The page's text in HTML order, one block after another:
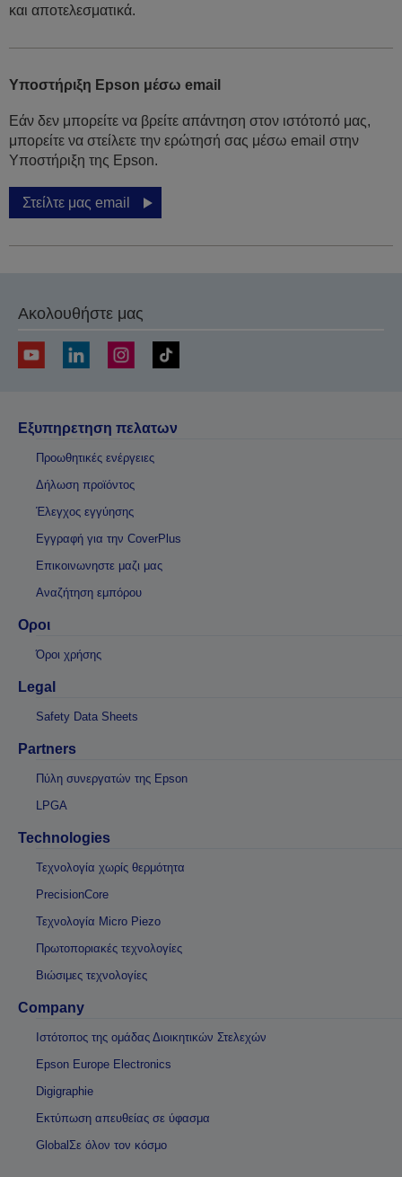
και αποτελεσματικά.
Υποστήριξη Epson μέσω email
Εάν δεν μπορείτε να βρείτε απάντηση στον ιστότοπό μας,
μπορείτε να στείλετε την ερώτησή σας μέσω email στην
Υποστήριξη της Epson.
Στείλτε μας email
Ακολουθήστε μας
Εξυπηρετηση πελατων
Προωθητικές ενέργειες
Δήλωση προϊόντος
Έλεγχος εγγύησης
Εγγραφή για την CoverPlus
Επικοινωνηστε μαζι μας
Αναζήτηση εμπόρου
Οροι
Όροι χρήσης
Legal
Safety Data Sheets
Partners
Πύλη συνεργατών της Epson
LPGA
Technologies
Τεχνολογία χωρίς θερμότητα
PrecisionCore
Τεχνολογία Micro Piezo
Πρωτοποριακές τεχνολογίες
Βιώσιμες τεχνολογίες
Company
Ιστότοπος της ομάδας Διοικητικών Στελεχών
Epson Europe Electronics
Digigraphie
Εκτύπωση απευθείας σε ύφασμα
GlobalΣε όλον τον κόσμο